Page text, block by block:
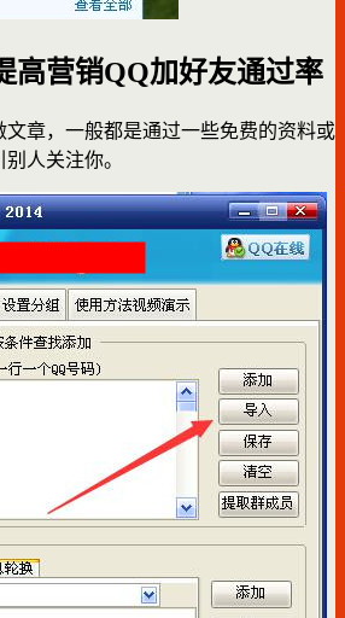
营销QQ加好友通过率
文章，一般都是通过一些免费的资料或
人关注你。